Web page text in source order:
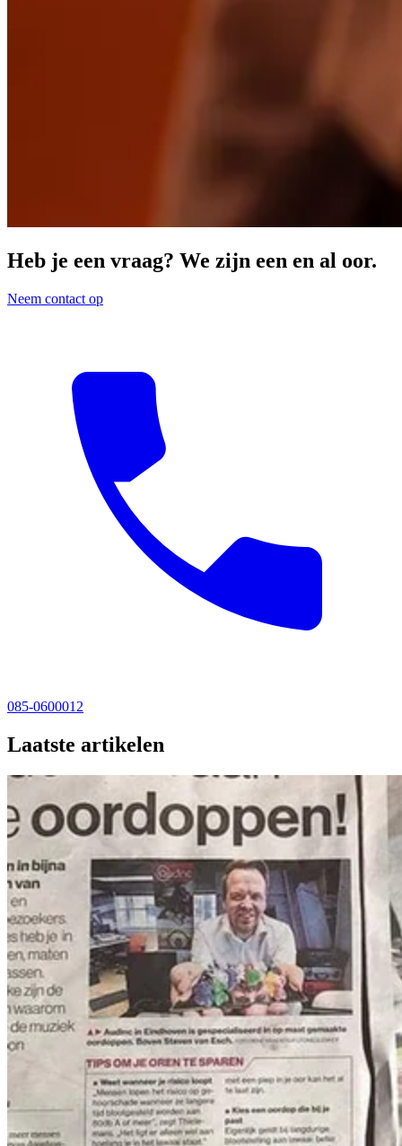
Heb je een vraag? We zijn een en al oor.
Neem contact op
085-0600012
Laatste artikelen